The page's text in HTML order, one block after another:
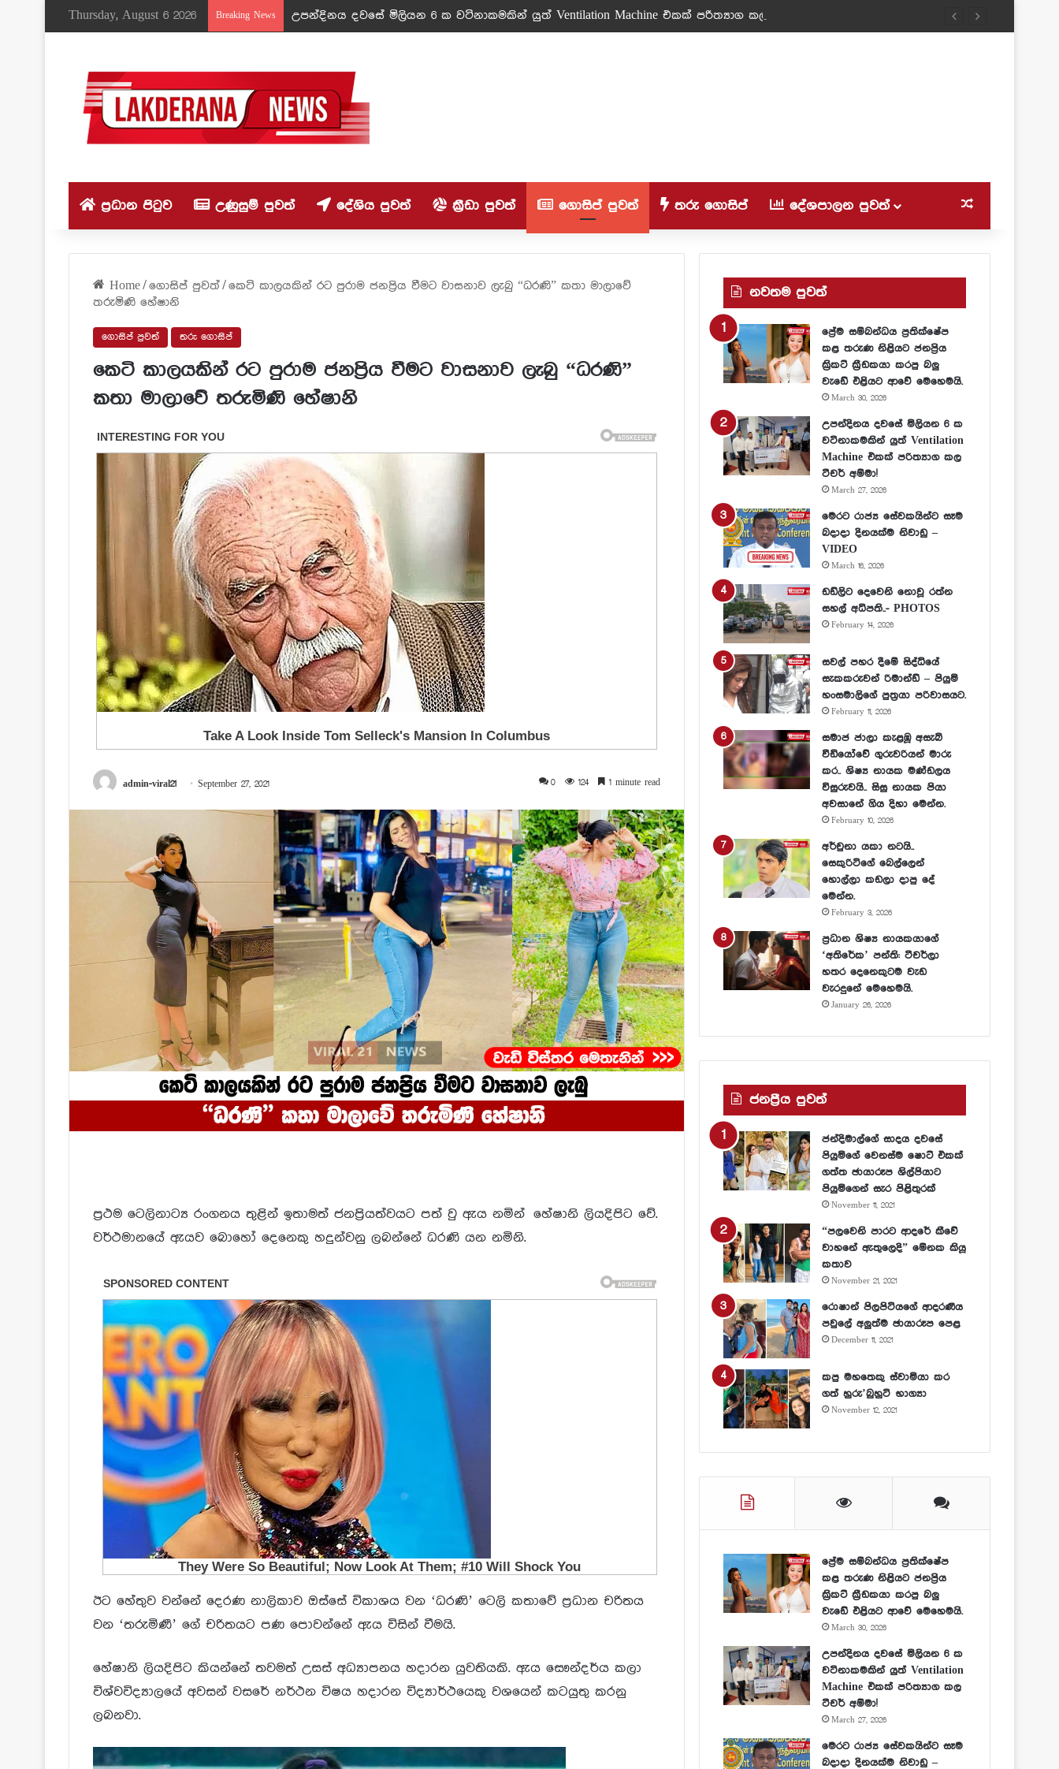
Thursday, August 6 2026 Breaking News උපන්දිනය දවසේ මිලියන 6 ක වටිනාකමකින් යුත් Ventilation Machine එකක් පරිත්‍යාග කල ටීචර් අම්මා!
ප්‍රධාන පිටුව උණුසුම් පුවත් දේශිය පුවත් ක්‍රීඩා පුවත් ගොසිප් පුවත් තරු ගොසිප් දේශපාලන පුවත් Random Article
Home/ගොසිප් පුවත්/කෙටි කාලයකින් රට පුරාම ජනප්‍රිය වීමට වාසනාව ලැබු “ධරණි” කතා මාලාවේ
තරුමිණි හේෂානි
ගොසිප් පුවත් තරු ගොසිප්
කෙටි කාලයකින් රට පුරාම ජනප්‍රිය වීමට වාසනාව ලැබු “ධරණි”
කතා මාලාවේ තරුමිණි හේෂානි
admin-viral21 September 27, 2021 0 124 1 minute read
ප්‍රථම ටෙලිනාට්‍ය රංගනය තුළින් ඉතාමත් ජනප්‍රියත්වයට පත් වු ඇය නමින් හේෂානි ලියදිපිට වේ.
වර්ථමානයේ ඇයව බොහෝ දෙනෙකු හදුන්වනු ලබන්නේ ධරණි යන නමිනි.
ඊට හේතුව වන්නේ දෙරණ නාලිකාව ඔස්සේ විකාශය වන ‘ධරණි’ ටෙලි කතාවේ ප්‍ර‍ධාන චරිතය
වන ‘තරුමිණී’ ගේ චරිතයට පණ පොවන්නේ ඇය විසින් වීමයි.
හේෂානි ලියදිපිට කියන්නේ තවමත් උසස් අධ්‍යාපනය හදාරන යුවතියකි. ඇය සෞන්දර්ය කලා
විශ්වවිද්‍යාලයේ අවසන් වසරේ නර්ථන විෂය හදාරන විද්‍යාර්ථයෙකු වශයෙන් කටයුතු කරනු
ලබනවා.
නවතම පුවත්
ප්‍රේම සම්බන්ධය ප්‍රතික්ෂේප
කළ තරුණ නිළියට ජනප්‍රිය
ක්‍රිකට් ක්‍රීඩකයා කරපු බලු
වැඩේ එළියට ආවේ මෙහෙමයි.
March 30, 2026
උපන්දිනය දවසේ මිලියන 6 ක
වටිනාකමකින් යුත් Ventilation
Machine එකක් පරිත්‍යාග කල
ටීචර් අම්මා!
March 27, 2026
මෙරට රාජ්‍ය සේවකයින්ට සෑම
බදාදා දිනයක්ම නිවාඩු –
VIDEO
March 16, 2026
ඩඩ්ලිට දෙවෙනි නොවූ රත්න
සහල් අධිපති..- PHOTOS
February 14, 2026
සවල් පහර දීමේ සිද්ධියේ
සැකකරුවන් රිමාන්ඩ් – පියුමි
හංසමාලිගේ පුත්‍රයා පරිවාසයට.
February 11, 2026
සමාජ ජාලා කැළඹූ අසැබි
වීඩියෝවේ ගුරුවරියන් මාරු
කර.. ශිෂ්‍ය නායක මණ්ඩලය
විසුරුවයි.. සිසු නායක පියා
අවසානේ ගිය දිහා මෙන්න.
February 10, 2026
අර්චුනා යකා නටයි..
සෙකුරිටිගේ බෙල්ලෙන්
හොල්ලා කඩලා දාපු දේ
මෙන්න.
February 3, 2026
ප්‍රධාන ශිෂ්‍ය නායකයාගේ
‘අතිරේක’ පන්ති: ටීචර්ලා
හතර දෙනෙකුටම වැඩ
වැරදුනේ මෙහෙමයි.
January 26, 2026
ජනප්‍රීය පුවත්
ජන්දිමාල්ගේ සාදය දවසේ
පියුමිගේ වෙනස්ම ෂොට් එකක්
ගත්ත ඡායාරූප ශිල්පියාට
පියුමිගෙන් සැර පිළිතුරක්
November 11, 2021
“පලවෙනි පාරට ආදරේ කීවේ
වාහනේ ඇතුලෙදි” මේනක කියූ
කතාව
November 21, 2021
රොෂාන් පිලපිටියගේ ආදරණීය
පවුලේ අලුත්ම ඡායාරූප පෙළ
December 11, 2021
කපු මහතෙකු ස්වාමියා කර
ගත් හුරු’බුහුටි භාග්‍යා
November 12, 2021
ප්‍රේම සම්බන්ධය ප්‍රතික්ෂේප
කළ තරුණ නිළියට ජනප්‍රිය
ක්‍රිකට් ක්‍රීඩකයා කරපු බලු
වැඩේ එළියට ආවේ මෙහෙමයි.
March 30, 2026
උපන්දිනය දවසේ මිලියන 6 ක
වටිනාකමකින් යුත් Ventilation
Machine එකක් පරිත්‍යාග කල
ටීචර් අම්මා!
March 27, 2026
මෙරට රාජ්‍ය සේවකයින්ට සෑම
බදාදා දිනයක්ම නිවාඩු –